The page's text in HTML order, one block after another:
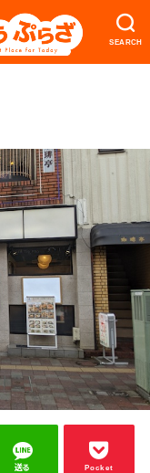
SEARCH
送る Pocket